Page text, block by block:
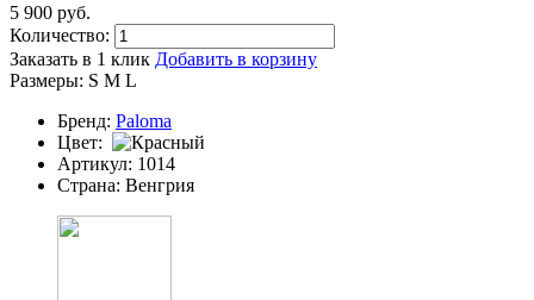
5 900 pуб.
Количество:
Заказать в 1 клик Добавить в корзину
Размеры: S M L
Бренд: Paloma
Цвет:
Артикул: 1014
Страна: Венгрия